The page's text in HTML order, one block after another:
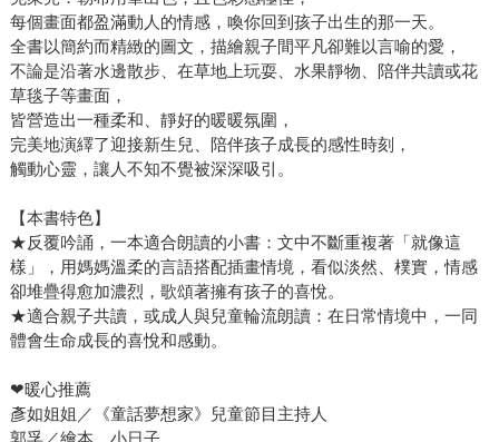
每個畫面都盈滿動人的情感，喚你回到孩子出生的那一天。
全書以簡約而精緻的圖文，描繪親子間平凡卻難以言喻的愛，
不論是沿著水邊散步、在草地上玩耍、水果靜物、陪伴共讀或花
草毯子等畫面，
皆營造出一種柔和、靜好的暖暖氛圍，
完美地演繹了迎接新生兒、陪伴孩子成長的感性時刻，
觸動心靈，讓人不知不覺被深深吸引。
【本書特色】
★反覆吟誦，一本適合朗讀的小書：文中不斷重複著「就像這
樣」，用媽媽溫柔的言語搭配插畫情境，看似淡然、樸實，情感
卻堆疊得愈加濃烈，歌頌著擁有孩子的喜悅。
★適合親子共讀，或成人與兒童輪流朗讀：在日常情境中，一同
體會生命成長的喜悅和感動。
❤暖心推薦
彥如姐姐／《童話夢想家》兒童節目主持人
郭孚／繪本．小日子